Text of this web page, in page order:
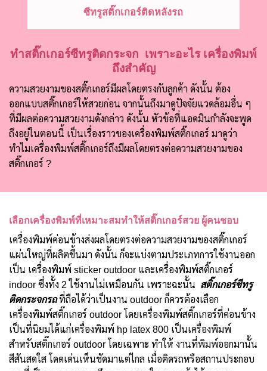
ซีทรูสติ๊กเกอร์ติดหลังรถ
ทำสติ๊กเกอร์ซีทรูติดกระจก เพราะอะไร เครื่องพิมพ์
ถึงสำคัญ
ความสวยงามของสติ๊กเกอร์มีผลโดยตรงกับลูกค้า ดังนั้น ต้อง
ออกแบบสติ๊กเกอร์ให้สวยก่อน จากนั้นถึงมาดูปัจจัยแวดล้อมอื่น ๆ
ที่มีผลต่อความสวยงามดังกล่าว ดังนั้น หัวข้อที่แอดมินกำลังจะพูด
ถึงอยู่ในตอนนี้ เป็นเรื่องราวของเครื่องพิมพ์สติ๊กเกอร์ มาดูว่า
ทำไมเครื่องพิมพ์สติ๊กเกอร์ถึงมีผลโดยตรงต่อความสวยงามของ
สติ๊กเกอร์ ?
เลือกเครื่องพิมพ์ที่เหมาะสมทำให้สติ๊กเกอร์สวย ผู้คนชอบ
เครื่องพิมพ์ค่อนข้างส่งผลโดยตรงต่อความสวยงามของสติ๊กเกอร์
แผ่นใหญ่ที่ผลิตขึ้นมา ดังนั้น ก็จะแบ่งตามประเภทการใช้งานออก
เป็น เครื่องพิมพ์ sticker outdoor และเครื่องพิมพ์สติ๊กเกอร์
indoor ซึ่งทั้ง 2 ใช้งานไม่เหมือนกัน เพราะฉะนั้น สติ๊กเกอร์ซีทรู
ติดกระจกรถที่ถือได้ว่าเป็นงาน outdoor ก็ควรต้องเลือก
เครื่องพิมพ์สติ๊กเกอร์ outdoor โดยเครื่องพิมพ์สติ๊กเกอร์ที่ค่อนข้าง
เป็นที่นิยมได้แก่เครื่องพิมพ์ hp latex 800 เป็นเครื่องพิมพ์
สำหรับสติ๊กเกอร์ outdoor โดยเฉพาะ ทำให้ งานที่พิมพ์ออกมานั้น
สีสันสดใส โดดเด่นเห็นชัดมาแต่ไกล เมื่อติดรถหรือสถานประกอบ